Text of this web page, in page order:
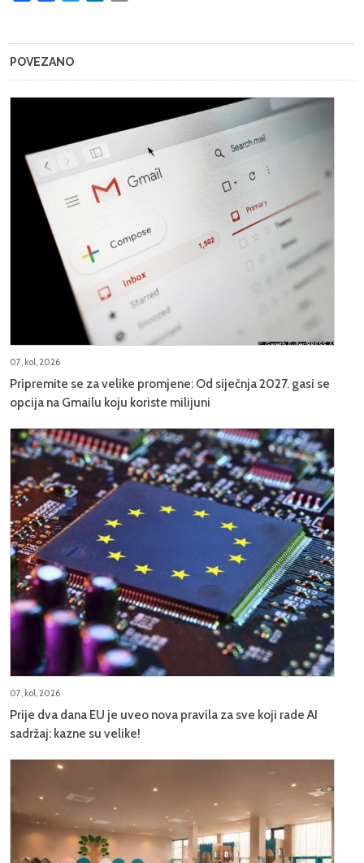
POVEZANO
07, kol, 2026
Pripremite se za velike promjene: Od siječnja 2027. gasi se
opcija na Gmailu koju koriste milijuni
07, kol, 2026
Prije dva dana EU je uveo nova pravila za sve koji rade AI
sadržaj: kazne su velike!